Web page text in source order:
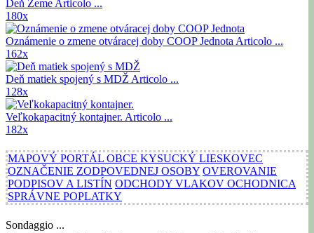
Deň Zeme Articolo ...
180x
Oznámenie o zmene otváracej doby COOP Jednota Articolo ...
162x
Deň matiek spojený s MDŽ Articolo ...
128x
Veľkokapacitný kontajner. Articolo ...
182x
MAPOVÝ PORTÁL OBCE KYSUCKÝ LIESKOVEC
OZNAČENIE ZODPOVEDNEJ OSOBY OVEROVANIE
PODPISOV A LISTÍN ODCHODY VLAKOV OCHODNICA
SPRÁVNE POPLATKY
Sondaggio ...